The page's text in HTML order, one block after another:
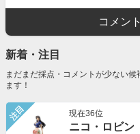
コメン
新着・注目
まだまだ採点・コメントが少ない
ます！
注目 現在36位
ニコ・ロビン